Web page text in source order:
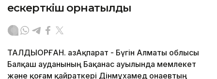
ескерткіш орнатылды
ТАЛДЫҚОРҒАН. ҚазАқпарат - Бүгін Алматы облысы
Балқаш ауданының Бақанас ауылында мемлекет
және қоғам қайраткері Дінмұхамед Қонаевтың